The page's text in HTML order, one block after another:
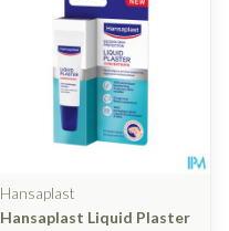
Hansaplast
Hansaplast Liquid Plaster